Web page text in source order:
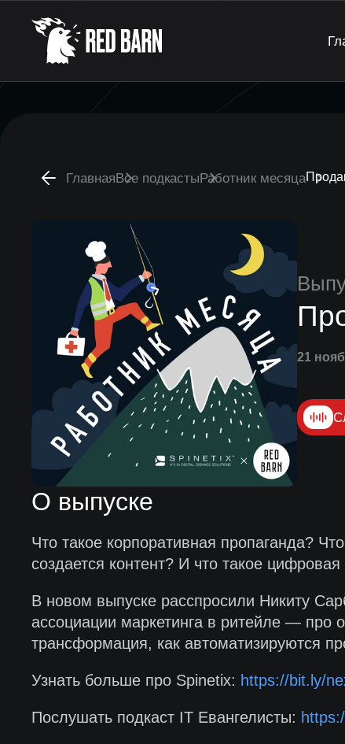
ГлавнаяВсе подкастыРаботник месяца
21
О выпуске
Что такое корпоративная пропаганда?
создается контент? И что такое
В новом выпуске расспросили Никиту
ассоциации маркетинга в ритейле — про
трансформация, как автоматизируются
Узнать больше про Spinetix: https://bit.ly/
Послушать подкаст IT Евангелисты: